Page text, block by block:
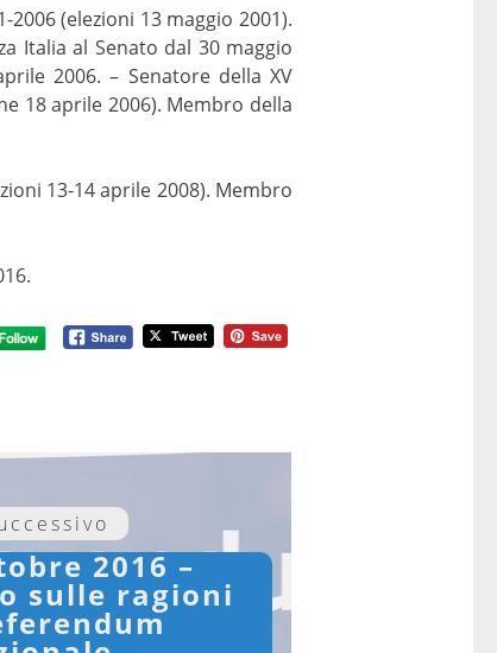
2006 (elezioni 13 maggio 2001).
Italia al Senato dal 30 maggio
2006. – Senatore della XV
18 aprile 2006). Membro della
13-14 aprile 2008). Membro
2016 –
sulle ragioni